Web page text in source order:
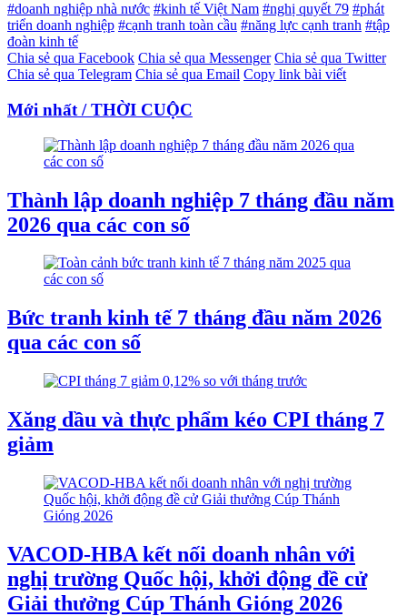
#doanh nghiệp nhà nước #kinh tế Việt Nam #nghị quyết 79 #phát
triển doanh nghiệp #cạnh tranh toàn cầu #năng lực cạnh tranh #tập
đoàn kinh tế
Chia sẻ qua Facebook Chia sẻ qua Messenger Chia sẻ qua Twitter
Chia sẻ qua Telegram Chia sẻ qua Email Copy link bài viết
Mới nhất / THỜI CUỘC
Thành lập doanh nghiệp 7 tháng đầu năm
2026 qua các con số
Bức tranh kinh tế 7 tháng đầu năm 2026
qua các con số
Xăng dầu và thực phẩm kéo CPI tháng 7
giảm
VACOD-HBA kết nối doanh nhân với
nghị trường Quốc hội, khởi động đề cử
Giải thưởng Cúp Thánh Gióng 2026